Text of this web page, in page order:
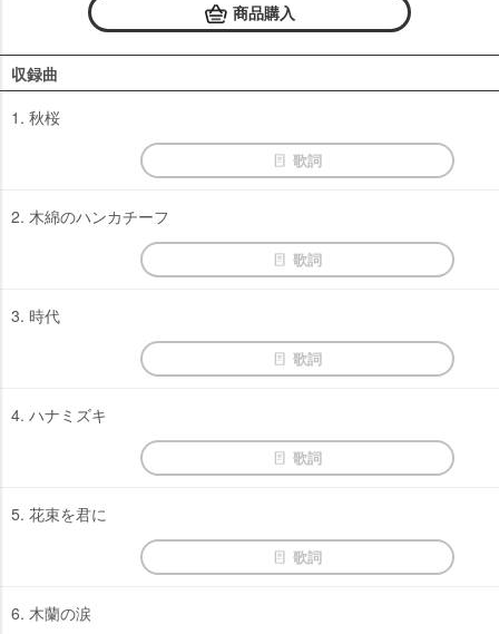
商品購入
収録曲
1. 秋桜
歌詞
2. 木綿のハンカチーフ
歌詞
3. 時代
歌詞
4. ハナミズキ
歌詞
5. 花束を君に
歌詞
6. 木蘭の涙